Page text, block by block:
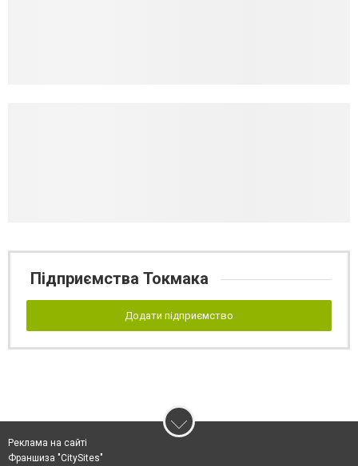
Підприємства Токмака
Додати підприємство
Реклама на сайті
Франшиза "CitySites"